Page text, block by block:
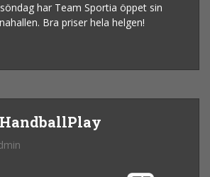
har Team Sportia öppet sin
Bra priser hela helgen!